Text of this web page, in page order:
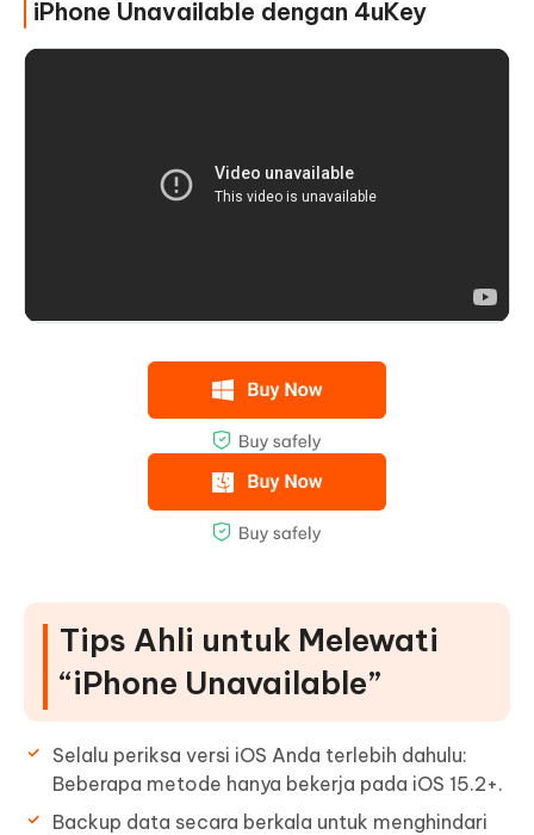
iPhone Unavailable dengan 4uKey
Tips Ahli untuk Melewati
“iPhone Unavailable”
Selalu periksa versi iOS Anda terlebih dahulu:
Beberapa metode hanya bekerja pada iOS 15.2+.
Backup data secara berkala untuk menghindari